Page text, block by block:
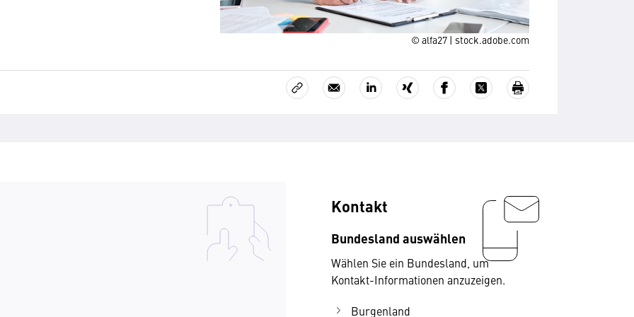
© alfa27 | stock.adobe.com
Kontakt
Bundesland auswählen
Wählen Sie ein Bundesland, um
Kontakt-Informationen anzuzeigen.
Burgenland